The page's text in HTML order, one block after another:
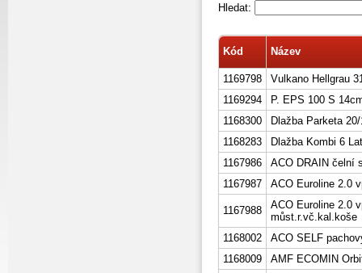
Hledat:
Kód Název
1169798
Vulkano Hellgrau
1169294
P. EPS 100 S
1168300
Dlažba Parketa
1168283
Dlažba Kombi 6
1167986
ACO DRAIN čelní
1167987
ACO Euroline 2.0
1167988
ACO Euroline 2.0
můst.r.vč.kal.koše
1168002
ACO SELF
1168009
AMF ECOMIN